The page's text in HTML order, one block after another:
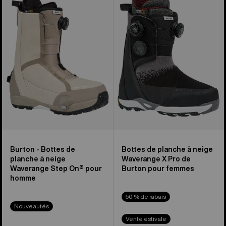
Bottes
Waverange
Step
On®
pour
Burton - Bottes de
planche à neige
Waverange Step On® pour
homme
Nouveautés
planche
neige
Waverange
Pro
de
Burton
pour
Bottes de planche à neige
Waverange X Pro de
Burton pour femmes
50 % de rabais
Vente estivale